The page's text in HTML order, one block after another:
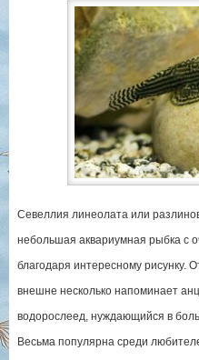
Севеллия линеолата или
небольшая аквариумная рыбка с
благодаря интересному рисунку.
внешне несколько напоминает
водорослеед, нуждающийся в
Весьма популярна среди